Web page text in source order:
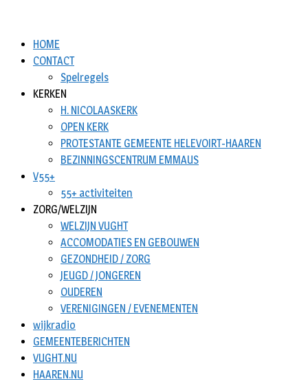
HOME
CONTACT
Spelregels
KERKEN
H. NICOLAASKERK
OPEN KERK
PROTESTANTE GEMEENTE HELEVOIRT-HAAREN
BEZINNINGSCENTRUM EMMAUS
V55+
55+ activiteiten
ZORG/WELZIJN
WELZIJN VUGHT
ACCOMODATIES EN GEBOUWEN
GEZONDHEID / ZORG
JEUGD / JONGEREN
OUDEREN
VERENIGINGEN / EVENEMENTEN
wijkradio
GEMEENTEBERICHTEN
VUGHT.NU
HAAREN.NU